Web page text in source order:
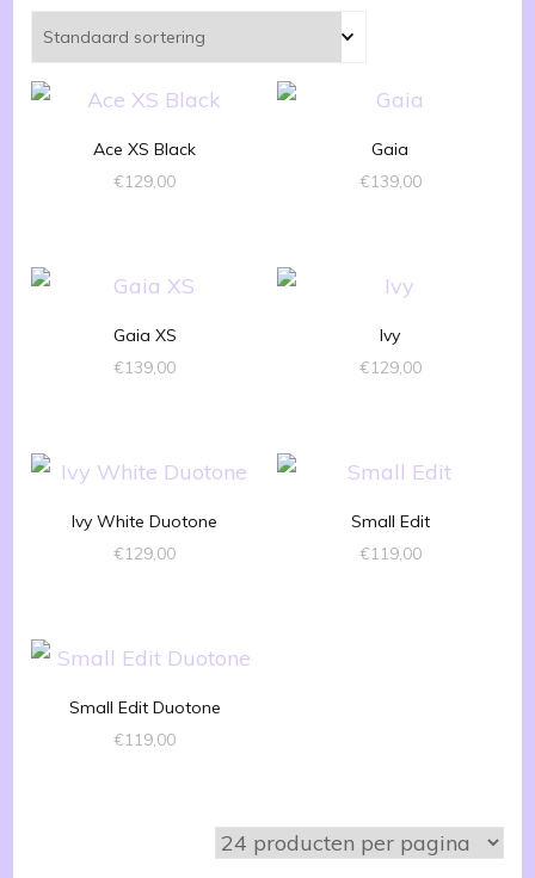
Ace XS Black
€129,00
Gaia
€139,00
Gaia XS
€139,00
Ivy
€129,00
Ivy White Duotone
€129,00
Small Edit
€119,00
Small Edit Duotone
€119,00